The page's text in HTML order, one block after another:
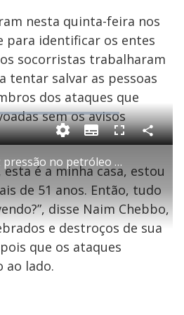
nesta quinta-feira nos
para identificar os entes
socorristas trabalharam
tentar salvar as pessoas
dos ataques que
sem os avisos
P
l
a
Trégua reduz pressão no petróleo e impulsiona bolsas na Ásia
S
u
b
i
t
l
s
F
l
s
c
e
n
C
o
a
r
i
l
h
a
esta é a minha casa, estou
de 51 anos. Então, tudo
disse Naim Chebbo,
e destroços de sua
que os ataques
ao lado.